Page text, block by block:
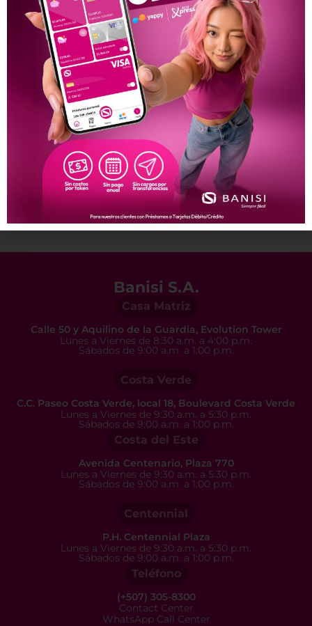
Contáctanos para
ayudarte en lo que
necesites.
Ir a tu Centro de Ayuda
Banisi S.A.
Casa Matriz
Calle 50 y Aquilino de la Guardia, Evolution Tower
Lunes a Viernes de 8:30 a.m. a 4:00 p.m.
Sábados de 9:00 a.m. a 1:00 p.m.
Costa Verde
C.C. Paseo Costa Verde, local 18, Boulevard Costa Verde
Lunes a Viernes de 9:30 a.m. a 5:30 p.m.
Sábados de 9:00 a.m. a 1:00 p.m.
Costa del Este
Avenida Centenario, Plaza 770
Lunes a Viernes de 9:30 a.m. a 5:30 p.m.
Sábados de 9:00 a.m. a 1:00 p.m.
Centennial
P.H. Centennial Plaza
Lunes a Viernes de 9:30 a.m. a 5:30 p.m.
Sábados de 9:00 a.m. a 1:00 p.m.
Teléfono
(+507) 305-8300
Contact Center
WhatsApp Call Center